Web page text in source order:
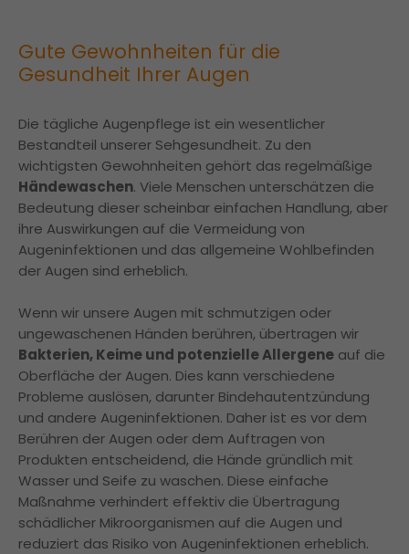
Gute Gewohnheiten für die
Gesundheit Ihrer Augen
Die tägliche Augenpflege ist ein wesentlicher
Bestandteil unserer Sehgesundheit. Zu den
wichtigsten Gewohnheiten gehört das regelmäßige
Händewaschen. Viele Menschen unterschätzen die
Bedeutung dieser scheinbar einfachen Handlung, aber
ihre Auswirkungen auf die Vermeidung von
Augeninfektionen und das allgemeine Wohlbefinden
der Augen sind erheblich.
Wenn wir unsere Augen mit schmutzigen oder
ungewaschenen Händen berühren, übertragen wir
Bakterien, Keime und potenzielle Allergene auf die
Oberfläche der Augen. Dies kann verschiedene
Probleme auslösen, darunter Bindehautentzündung
und andere Augeninfektionen. Daher ist es vor dem
Berühren der Augen oder dem Auftragen von
Produkten entscheidend, die Hände gründlich mit
Wasser und Seife zu waschen. Diese einfache
Maßnahme verhindert effektiv die Übertragung
schädlicher Mikroorganismen auf die Augen und
reduziert das Risiko von Augeninfektionen erheblich.